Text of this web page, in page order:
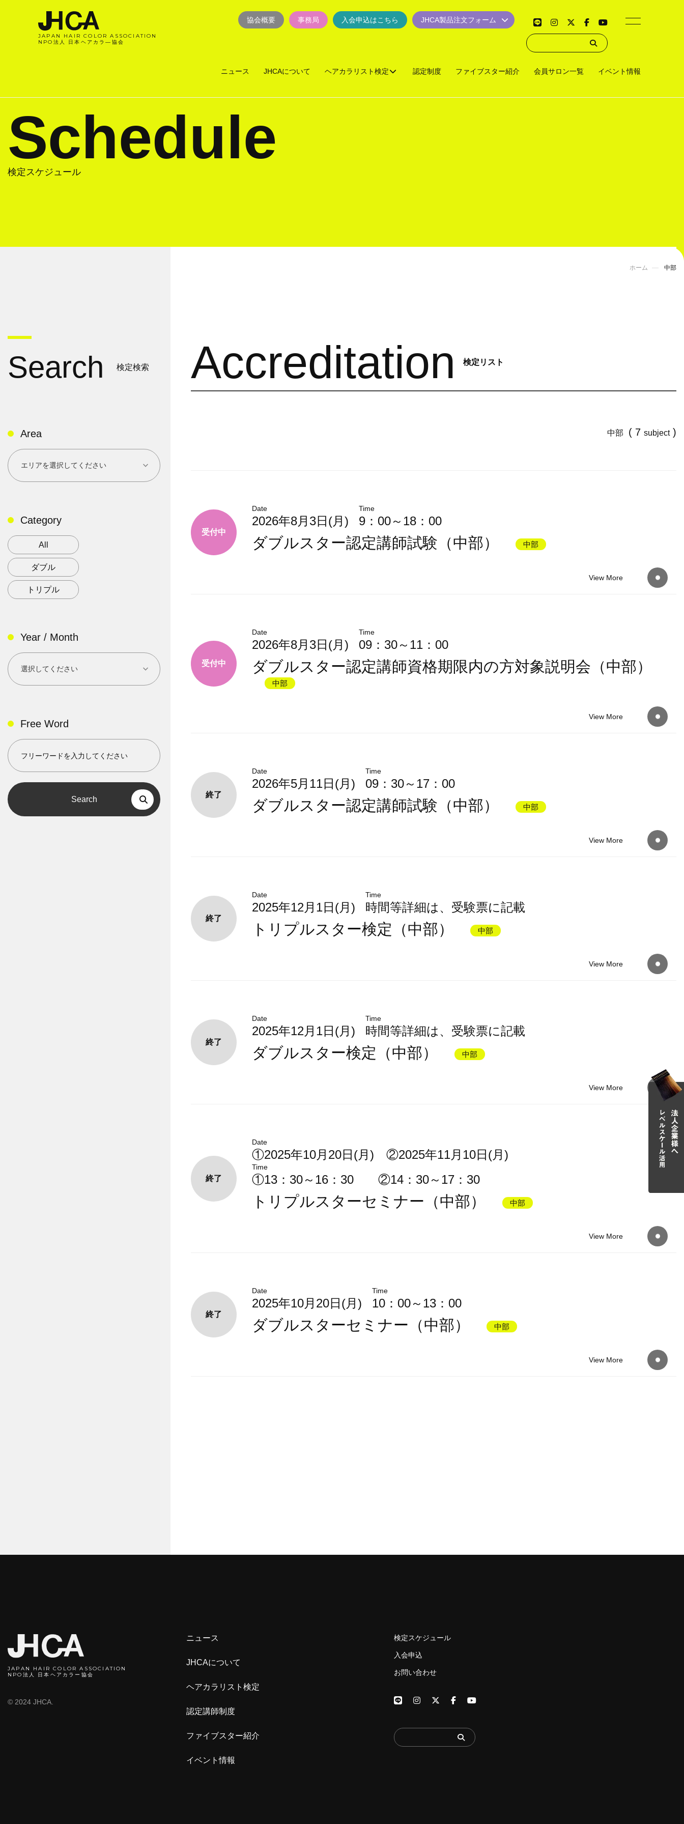
JAPAN HAIR COLOR ASSOCIATION
NPO法人 日本ヘアカラ―協会
協会概要 事務局 入会申込はこちら JHCA製品注文フォーム
ニュース JHCAについて ヘアカラリスト検定 認定制度 ファイブスター紹介 会員サロン一覧 イベント情報
Schedule
検定スケジュール
ホーム 中部
Accreditation 検定リスト
中部 ( 7 subject)
受付中
Date
2026年8月3日(月)
Time
9：00～18：00
ダブルスター認定講師試験（中部） 中部
View More
受付中
Date
2026年8月3日(月)
Time
09：30～11：00
ダブルスター認定講師資格期限内の方対象説明会（中部）
中部
View More
終了
Date
2026年5月11日(月)
Time
09：30～17：00
ダブルスター認定講師試験（中部） 中部
View More
終了
Date
2025年12月1日(月)
Time
時間等詳細は、受験票に記載
トリプルスター検定（中部） 中部
View More
終了
Date
2025年12月1日(月)
Time
時間等詳細は、受験票に記載
ダブルスター検定（中部） 中部
View More
終了
Date
①2025年10月20日(月) ②2025年11月10日(月)
Time
①13：30～16：30 ②14：30～17：30
トリプルスターセミナー（中部） 中部
View More
終了
Date
2025年10月20日(月)
Time
10：00～13：00
ダブルスターセミナー（中部） 中部
View More
Search 検定検索
Area
Category
All
ダブル
トリプル
Year / Month
Free Word
Search
JAPAN HAIR COLOR ASSOCIATION
NPO法人 日本ヘアカラー協会
© 2024 JHCA.
ニュース
JHCAについて
ヘアカラリスト検定
認定講師制度
ファイブスター紹介
イベント情報
検定スケジュール
入会申込
お問い合わせ